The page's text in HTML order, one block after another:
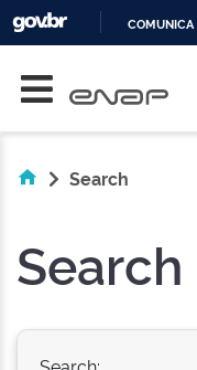
COMUNICA
Search
Search